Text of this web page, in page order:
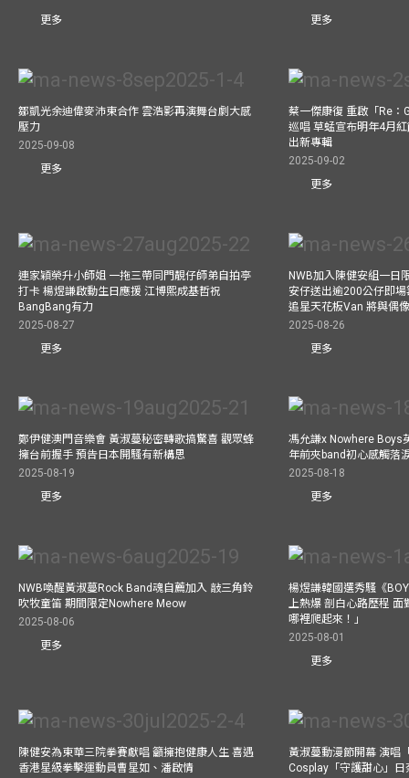
更多
更多
鄒凱光余迪偉麥沛東合作 雲浩影再演舞台劇大感
壓力
2025-09-08
更多
蔡一傑康復 重啟「Re：
巡唱 草蜢宣布明年4月
出新專輯
2025-09-02
更多
連家穎榮升小師姐 一拖三帶同門靚仔師弟自拍亭
打卡 楊煜謙啟動生日應援 江博熙成基哲祝
BangBang有力
2025-08-27
更多
NWB加入陳健安組一日
安仔送出逾200公仔即
追星天花板Van 將與偶
2025-08-26
更多
鄭伊健澳門音樂會 黃淑蔓秘密轉歌搞驚喜 觀眾蜂
擁台前握手 預告日本開騷有新構思
2025-08-19
更多
馮允謙x Nowhere Boys
年前夾band初心感觸落
2025-08-18
更多
NWB喚醒黃淑蔓Rock Band魂自薦加入 敲三角鈴
吹牧童笛 期間限定Nowhere Meow
2025-08-06
更多
楊煜謙韓國選秀騷《
上熱爆 剖白心路歷程 面
哪裡爬起來！」
2025-08-01
更多
陳健安為東華三院拳賽獻唱 籲擁抱健康人生 喜遇
香港星級拳擊運動員曹星如、潘啟情
黃淑蔓動漫節開幕 演唱
Cosplay「守護甜心」